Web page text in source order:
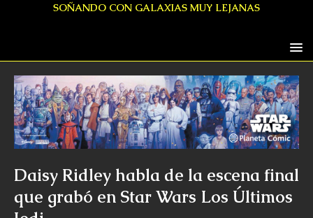
SOÑANDO CON GALAXIAS MUY LEJANAS
Daisy Ridley habla de la escena final
que grabó en Star Wars Los Últimos